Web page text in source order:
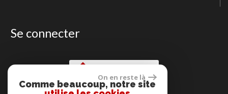
Se connecter
On en reste là
Comme beaucoup, notre site